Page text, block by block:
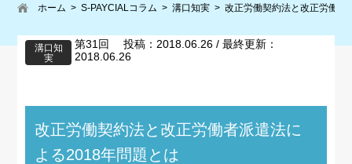
ホーム S-PAYCIALコラム 溝口知実 改正労働契約法と改正労働
溝口知
実
第31回 投稿：2018.06.26 / 最終更新：
2018.06.26
改正労働契約法と改正労働者派遣法に
よる2018年問題とは